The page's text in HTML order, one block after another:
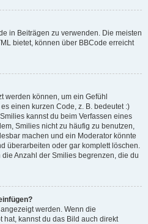
in Beiträgen zu verwenden. Die meisten
bietet, können über BBCode erreicht
werden können, um ein Gefühl
einen kurzen Code, z. B. bedeutet :)
kannst du beim Verfassen eines
Smilies nicht zu häufig zu benutzen,
machen und ein Moderator könnte
überarbeiten oder gar komplett löschen.
Anzahl der Smilies begrenzen, die du
werden. Wenn die
kannst du das Bild auch direkt